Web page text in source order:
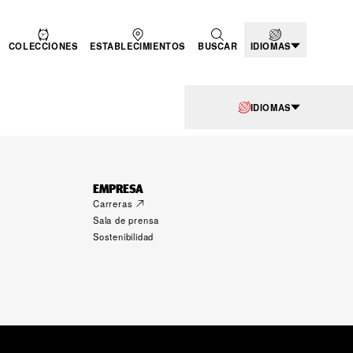
COLECCIONES ESTABLECIMIENTOS BUSCAR IDIOMAS
EMPRESA
Carreras
Sala de prensa
Sostenibilidad
IDIOMAS